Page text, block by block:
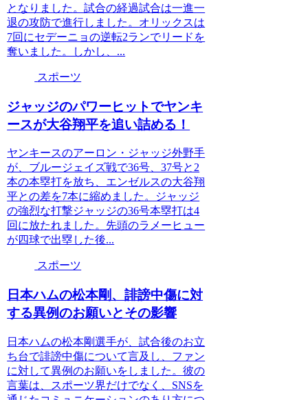
となりました。試合の経過試合は一進一
退の攻防で進行しました。オリックスは
7回にセデーニョの逆転2ランでリードを
奪いました。しかし、...
スポーツ
ジャッジのパワーヒットでヤンキ
ースが大谷翔平を追い詰める！
ヤンキースのアーロン・ジャッジ外野手
が、ブルージェイズ戦で36号、37号と2
本の本塁打を放ち、エンゼルスの大谷翔
平との差を7本に縮めました。ジャッジ
の強烈な打撃ジャッジの36号本塁打は4
回に放たれました。先頭のラメーヒュー
が四球で出塁した後...
スポーツ
日本ハムの松本剛、誹謗中傷に対
する異例のお願いとその影響
日本ハムの松本剛選手が、試合後のお立
ち台で誹謗中傷について言及し、ファン
に対して異例のお願いをしました。彼の
言葉は、スポーツ界だけでなく、SNSを